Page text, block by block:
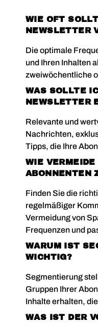
WIE OFT
NEWSLETTER
Die optimale
und Ihren Inhalten
zweiwöchentliche
WAS SOLLTE
NEWSLETTER
Relevante und
Nachrichten,
Tipps, die Ihre
WIE
ABONNENTEN
Finden Sie die
regelmäßiger
Vermeidung von
Frequenzen und
WARUM IST
WICHTIG?
Segmentierung
Gruppen Ihrer
Inhalte erhalten,
WAS IST DER